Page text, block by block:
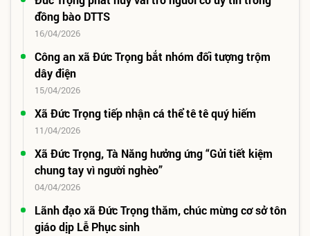
đồng bào DTTS
16/04/2026
Công an xã Đức Trọng bắt nhóm đối tượng trộm
dây điện
15/04/2026
Xã Đức Trọng tiếp nhận cá thể tê tê quý hiếm
11/04/2026
Xã Đức Trọng, Tà Năng hưởng ứng “Gửi tiết kiệm
chung tay vì người nghèo”
04/04/2026
Lãnh đạo xã Đức Trọng thăm, chúc mừng cơ sở tôn
giáo dịp Lễ Phục sinh